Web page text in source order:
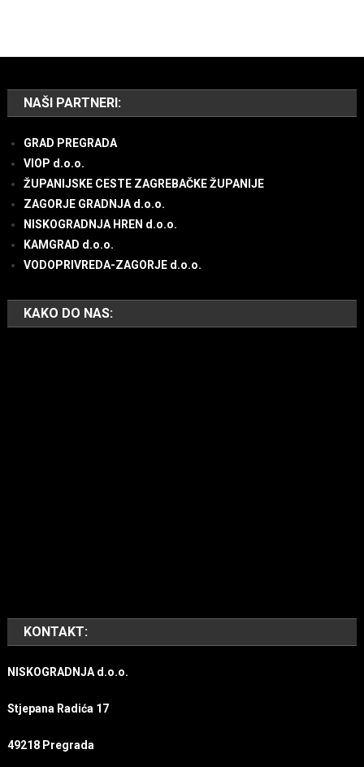
NAŠI PARTNERI:
GRAD PREGRADA
VIOP d.o.o.
ŽUPANIJSKE CESTE ZAGREBAČKE ŽUPANIJE
ZAGORJE GRADNJA d.o.o.
NISKOGRADNJA HREN d.o.o.
KAMGRAD d.o.o.
VODOPRIVREDA-ZAGORJE d.o.o.
KAKO DO NAS:
KONTAKT:
NISKOGRADNJA d.o.o.
Stjepana Radića 17
49218 Pregrada